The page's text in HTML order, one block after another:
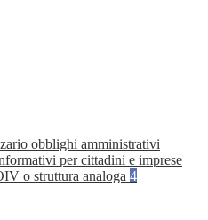
obblighi amministrativi
per cittadini e imprese
o struttura analoga 4